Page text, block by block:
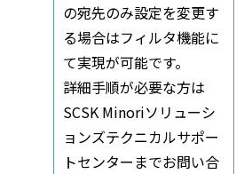
の宛先のみ設定を変更す
る場合はフィルタ機能に
て実現が可能です。
詳細手順が必要な方は
SCSK Minoriソリューシ
ョンズテクニカルサポー
トセンターまでお問い合